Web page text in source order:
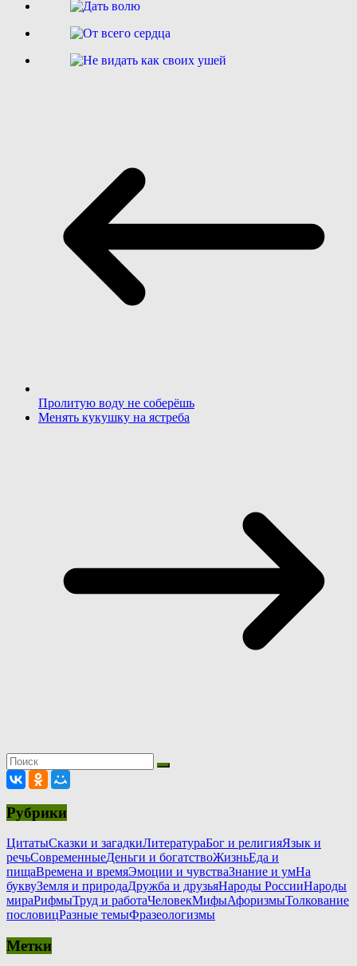
Пролитую воду не соберёшь
Менять кукушку на ястреба
Рубрики
ЦитатыСказки и загадкиЛитератураБог и религияЯзык и
речьСовременныеДеньги и богатствоЖизньЕда и
пищаВремена и времяЭмоции и чувстваЗнание и умНа
буквуЗемля и природаДружба и друзьяНароды РоссииНароды
мираРифмыТруд и работаЧеловекМифыАфоризмыТолкование
пословицРазные темыФразеологизмы
Метки